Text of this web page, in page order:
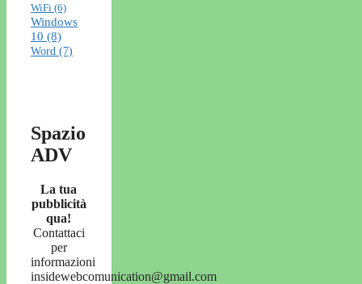
WiFi (6)
Windows
10 (8)
Word (7)
Spazio
ADV
La tua
pubblicità
qua!
Contattaci
per
informazioni
insidewebcomunication@gmail.com